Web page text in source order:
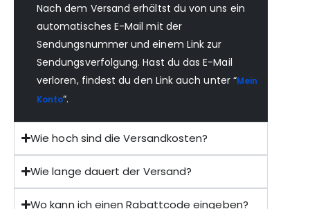
Nach dem Versand erhältst du von uns ein
automatisches E-Mail mit der
Sendungsnummer und einem Link zur
Sendungsverfolgung. Hast du das E-Mail
verloren, findest du den Link auch unter “Mein
Konto“.
Wie hoch sind die Versandkosten?
Wie lange dauert der Versand?
Wo kann ich einen Rabattcode eingeben?